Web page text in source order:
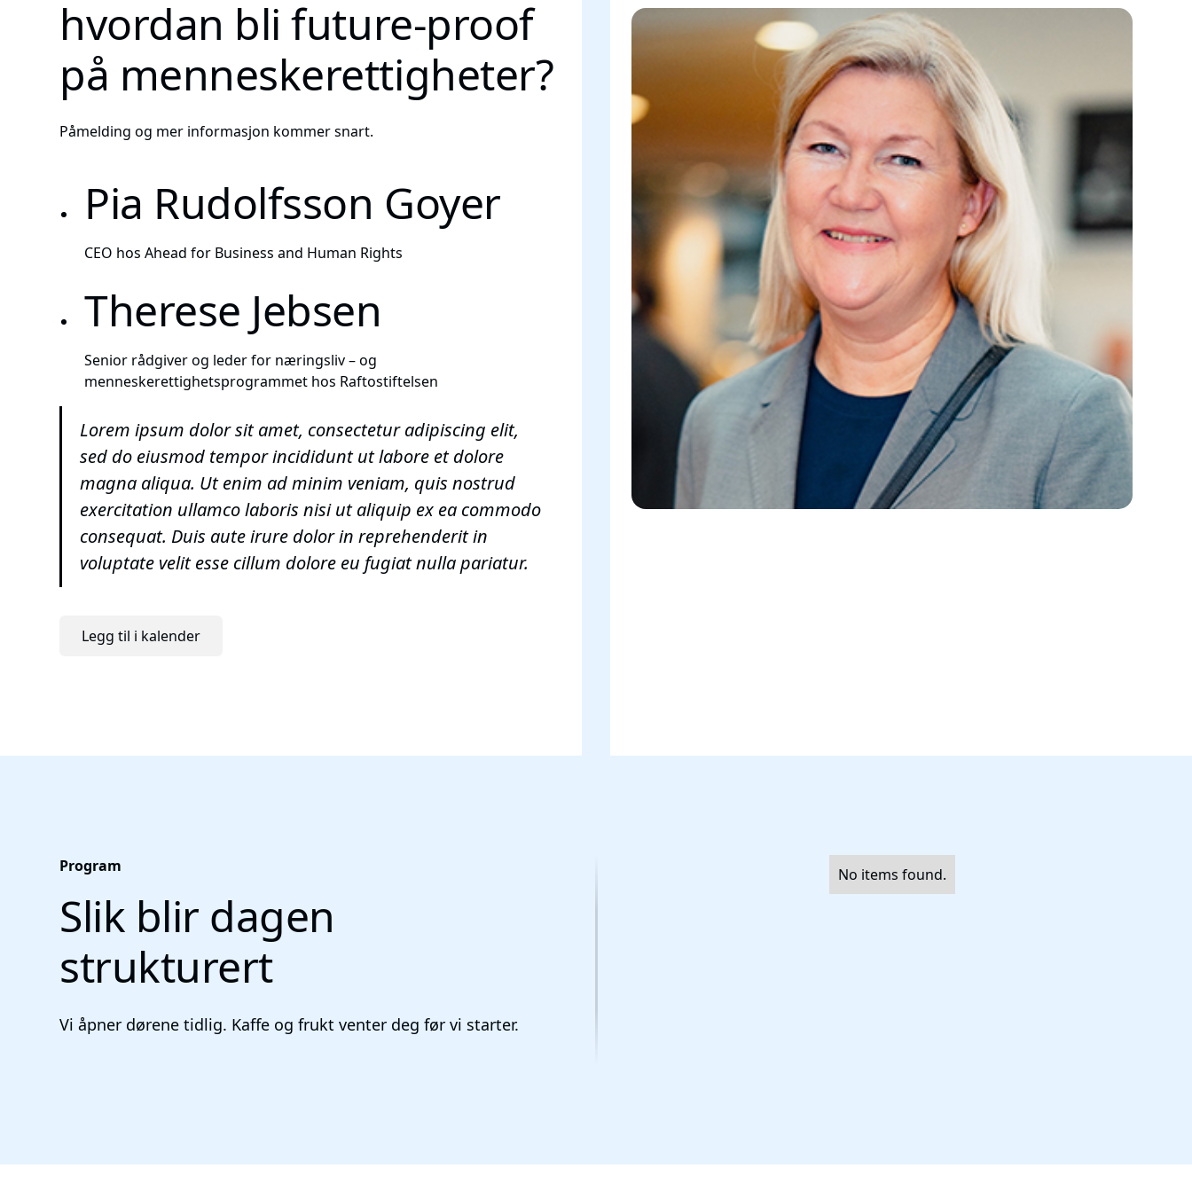
hvordan bli future-proof
på menneskerettigheter?
Påmelding og mer informasjon kommer snart.
Pia Rudolfsson Goyer
CEO hos Ahead for Business and Human Rights
Therese Jebsen
Senior rådgiver og leder for næringsliv – og
menneskerettighetsprogrammet hos Raftostiftelsen
Lorem ipsum dolor sit amet, consectetur adipiscing elit,
sed do eiusmod tempor incididunt ut labore et dolore
magna aliqua. Ut enim ad minim veniam, quis nostrud
exercitation ullamco laboris nisi ut aliquip ex ea commodo
consequat. Duis aute irure dolor in reprehenderit in
voluptate velit esse cillum dolore eu fugiat nulla pariatur.
Legg til i kalender
Program
Slik blir dagen
strukturert
Vi åpner dørene tidlig. Kaffe og frukt venter deg før vi starter.
No items found.